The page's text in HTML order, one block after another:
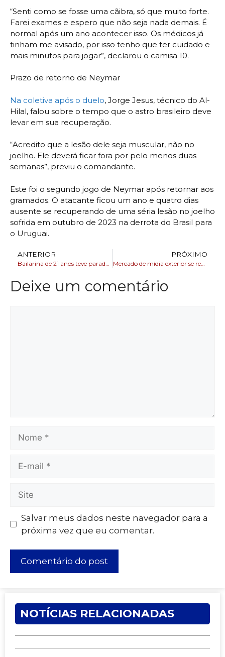
“Senti como se fosse uma cãibra, só que muito forte.
Farei exames e espero que não seja nada demais. É
normal após um ano acontecer isso. Os médicos já
tinham me avisado, por isso tenho que ter cuidado e
mais minutos para jogar”, declarou o camisa 10.
Prazo de retorno de Neymar
Na coletiva após o duelo, Jorge Jesus, técnico do Al-
Hilal, falou sobre o tempo que o astro brasileiro deve
levar em sua recuperação.
“Acredito que a lesão dele seja muscular, não no
joelho. Ele deverá ficar fora por pelo menos duas
semanas”, previu o comandante.
Este foi o segundo jogo de Neymar após retornar aos
gramados. O atacante ficou um ano e quatro dias
ausente se recuperando de uma séria lesão no joelho
sofrida em outubro de 2023 na derrota do Brasil para
o Uruguai.
ANTERIOR PRÓXIMO
Mercado de mídia exterior se reúne para discutir evolução do Outdoor em Salvador e Região Metropolitana
Deixe um comentário
Salvar meus dados neste navegador para a
próxima vez que eu comentar.
NOTÍCIAS RELACIONADAS